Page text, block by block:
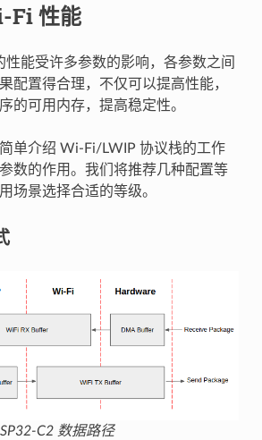
Fi 性能
性能受许多参数的影响，各参数之间
配置得合理，不仅可以提高性能，
的可用内存，提高稳定性。
单介绍 Wi-Fi/LWIP 协议栈的工作
数的作用。我们将推荐几种配置等
场景选择合适的等级。
C2 数据路径